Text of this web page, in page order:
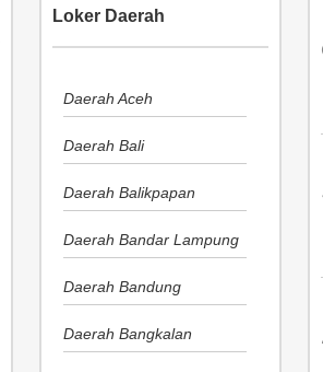
Loker Daerah
Daerah Aceh
Daerah Bali
Daerah Balikpapan
Daerah Bandar Lampung
Daerah Bandung
Daerah Bangkalan